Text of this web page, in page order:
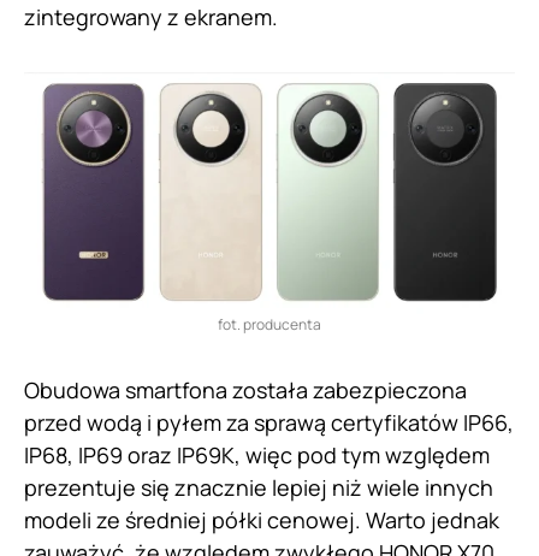
zintegrowany z ekranem.
fot. producenta
Obudowa smartfona została zabezpieczona
przed wodą i pyłem za sprawą certyfikatów IP66,
IP68, IP69 oraz IP69K, więc pod tym względem
prezentuje się znacznie lepiej niż wiele innych
modeli ze średniej półki cenowej. Warto jednak